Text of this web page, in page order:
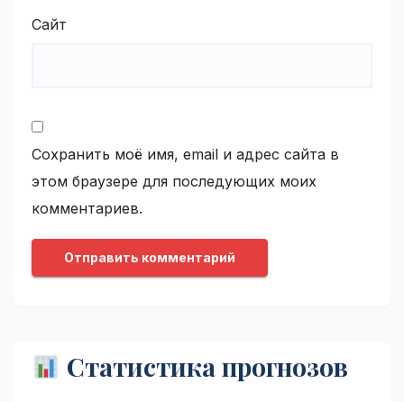
Сайт
Сохранить моё имя, email и адрес сайта в
этом браузере для последующих моих
комментариев.
Статистика прогнозов